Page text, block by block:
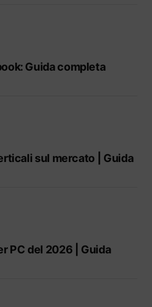
Guida completa
sul mercato | Guida
PC del 2026 | Guida